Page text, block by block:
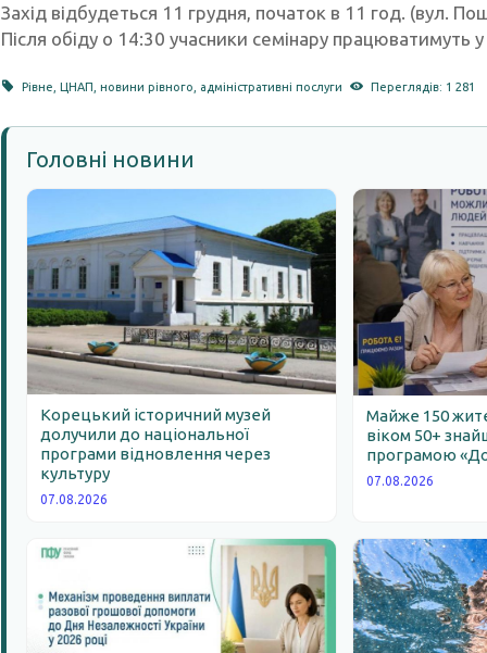
Захід відбудеться 11 грудня, початок в 11 год. (вул.
Після обіду о 14:30 учасники семінару працюватимуть у
Рівне ,ЦНАП ,новини рівного адміністративні послуги Переглядів: 1 281
Головні новини
Корецький історичний музей
долучили до національної
програми відновлення через
культуру
07.08.2026
Майже 150
віком 50+
програмою
07.08.2026